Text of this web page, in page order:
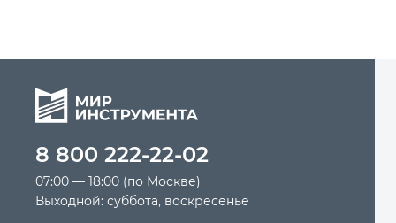
8 800 222-22-02
07:00 — 18:00 (по Москве)
Выходной: суббота, воскресенье